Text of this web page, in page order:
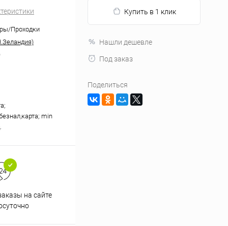
Проходки
min
на сайте
Купить в 1 клик
Нашли дешевле
Под заказ
Поделиться